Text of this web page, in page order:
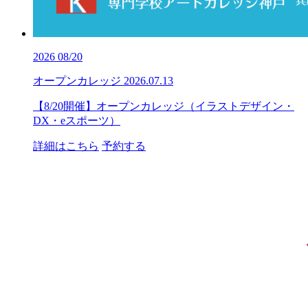
2026 08/20
オープンカレッジ 2026.07.13
【8/20開催】オープンカレッジ（イラストデザイン・
DX・eスポーツ）
詳細はこちら 予約する